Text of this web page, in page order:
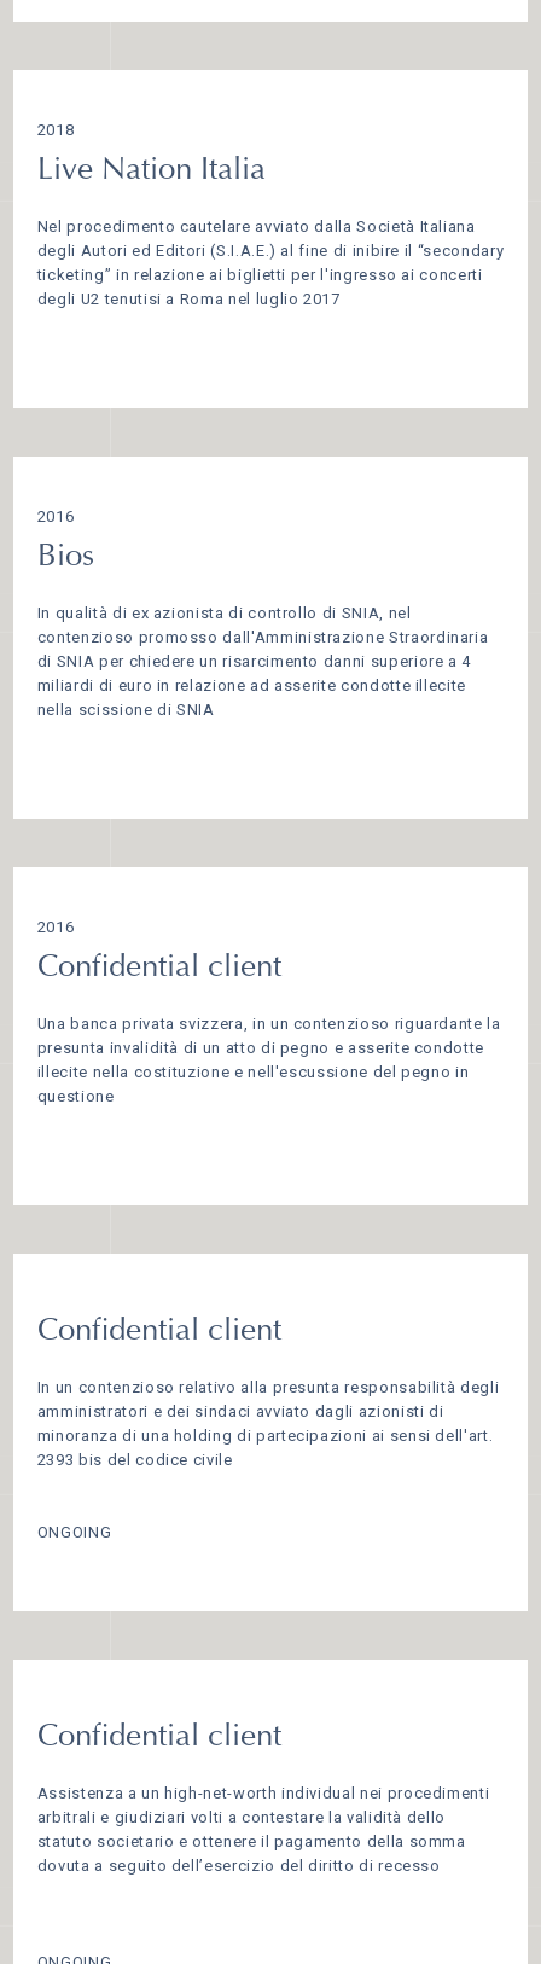
2018
Live Nation Italia
Nel procedimento cautelare avviato dalla Società Italiana
degli Autori ed Editori (S.I.A.E.) al fine di inibire il “secondary
ticketing” in relazione ai biglietti per l'ingresso ai concerti
degli U2 tenutisi a Roma nel luglio 2017
2016
Bios
In qualità di ex azionista di controllo di SNIA, nel
contenzioso promosso dall'Amministrazione Straordinaria
di SNIA per chiedere un risarcimento danni superiore a 4
miliardi di euro in relazione ad asserite condotte illecite
nella scissione di SNIA
2016
Confidential client
Una banca privata svizzera, in un contenzioso riguardante la
presunta invalidità di un atto di pegno e asserite condotte
illecite nella costituzione e nell'escussione del pegno in
questione
Confidential client
In un contenzioso relativo alla presunta responsabilità degli
amministratori e dei sindaci avviato dagli azionisti di
minoranza di una holding di partecipazioni ai sensi dell'art.
2393 bis del codice civile
ONGOING
Confidential client
Assistenza a un high-net-worth individual nei procedimenti
arbitrali e giudiziari volti a contestare la validità dello
statuto societario e ottenere il pagamento della somma
dovuta a seguito dell’esercizio del diritto di recesso